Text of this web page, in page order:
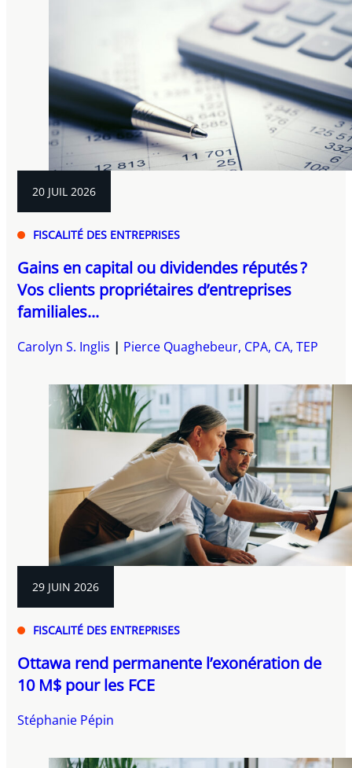
20 JUIL 2026
FISCALITÉ DES ENTREPRISES
Gains en capital ou dividendes réputés ?
Vos clients propriétaires d’entreprises
familiales...
Carolyn S. Inglis Pierce Quaghebeur, CPA, CA, TEP
29 JUIN 2026
FISCALITÉ DES ENTREPRISES
Ottawa rend permanente l’exonération de
10 M$ pour les FCE
Stéphanie Pépin